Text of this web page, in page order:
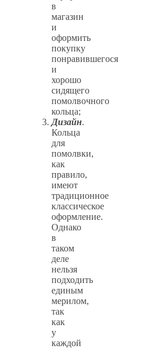
в
магазин
и
оформить
покупку
понравившегося
и
хорошо
сидящего
помолвочного
кольца;
Дизайн.
Кольца
для
помолвки,
как
правило,
имеют
традиционное
классическое
оформление.
Однако
в
таком
деле
нельзя
подходить
единым
мерилом,
так
как
у
каждой